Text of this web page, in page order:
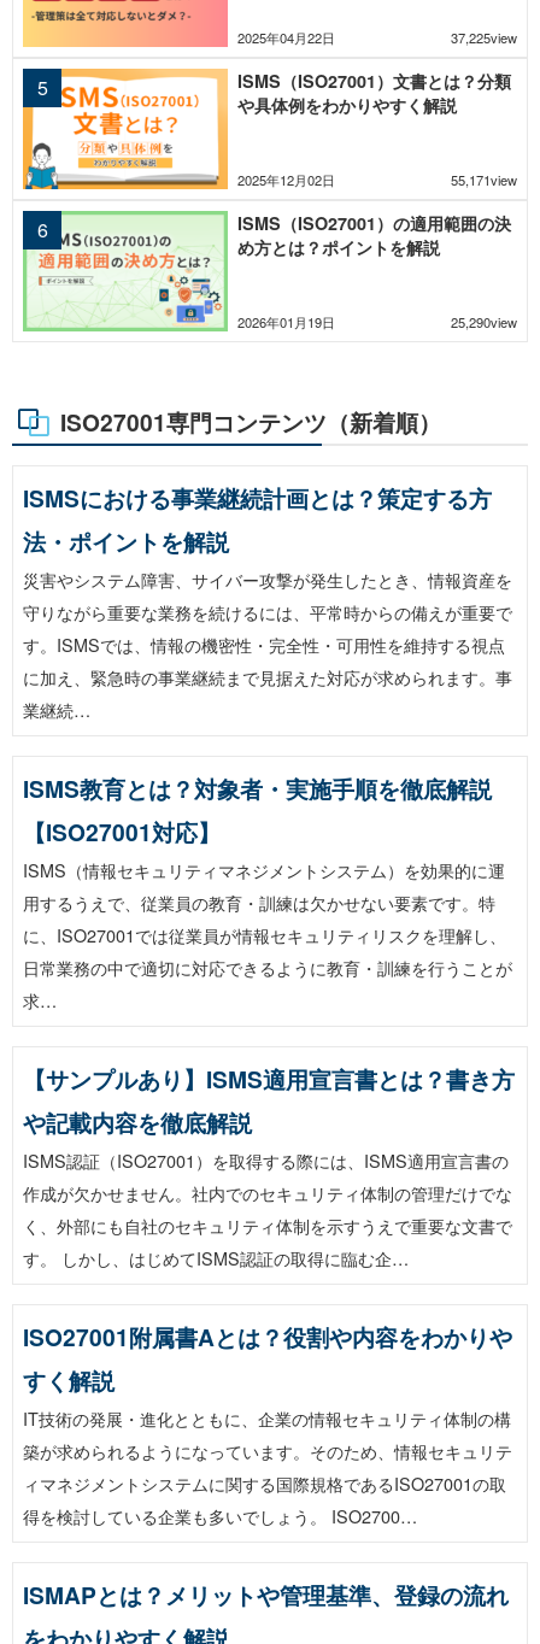
2025年04月22日 37,225view
2025年12月02日 55,171view
ISMS（ISO27001）文書とは？分類
や具体例をわかりやすく解説
2026年01月19日 25,290view
ISMS（ISO27001）の適用範囲の決
め方とは？ポイントを解説
ISO27001専門コンテンツ（新着順）
ISMSにおける事業継続計画とは？策定する方
法・ポイントを解説
災害やシステム障害、サイバー攻撃が発生したとき、情報資産を
守りながら重要な業務を続けるには、平常時からの備えが重要で
す。ISMSでは、情報の機密性・完全性・可用性を維持する視点
に加え、緊急時の事業継続まで見据えた対応が求められます。事
業継続…
ISMS教育とは？対象者・実施手順を徹底解説
【ISO27001対応】
ISMS（情報セキュリティマネジメントシステム）を効果的に運
用するうえで、従業員の教育・訓練は欠かせない要素です。特
に、ISO27001では従業員が情報セキュリティリスクを理解し、
日常業務の中で適切に対応できるように教育・訓練を行うことが
求…
【サンプルあり】ISMS適用宣言書とは？書き方
や記載内容を徹底解説
ISMS認証（ISO27001）を取得する際には、ISMS適用宣言書の
作成が欠かせません。社内でのセキュリティ体制の管理だけでな
く、外部にも自社のセキュリティ体制を示すうえで重要な文書で
す。 しかし、はじめてISMS認証の取得に臨む企…
ISO27001附属書Aとは？役割や内容をわかりや
すく解説
IT技術の発展・進化とともに、企業の情報セキュリティ体制の構
築が求められるようになっています。そのため、情報セキュリテ
ィマネジメントシステムに関する国際規格であるISO27001の取
得を検討している企業も多いでしょう。 ISO2700…
ISMAPとは？メリットや管理基準、登録の流れ